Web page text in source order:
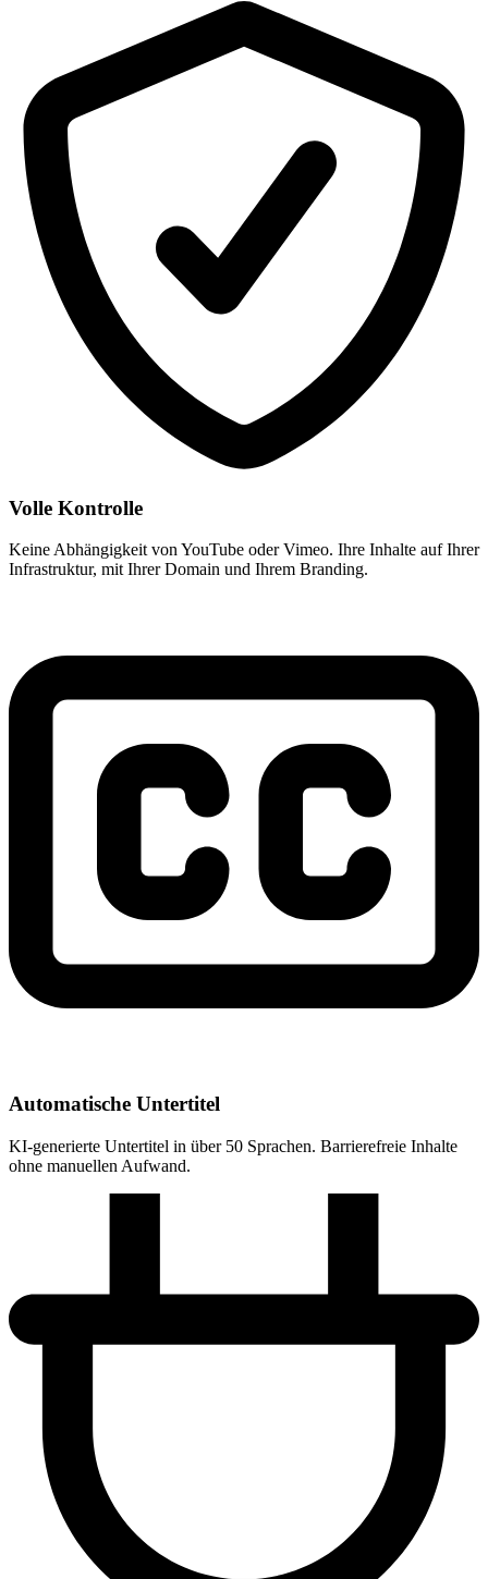
Volle Kontrolle
Keine Abhängigkeit von YouTube oder Vimeo. Ihre Inhalte auf Ihrer
Infrastruktur, mit Ihrer Domain und Ihrem Branding.
Automatische Untertitel
KI-generierte Untertitel in über 50 Sprachen. Barrierefreie Inhalte
ohne manuellen Aufwand.